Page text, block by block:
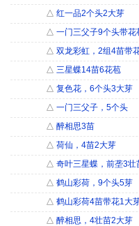
△ 红一品2个头2大芽
△ 一门三父子9个头带花
△ 双龙彩虹，2组4苗带
△ 三星蝶14苗6花苞
△ 复色花，6个头3大芽
△ 一门三父子，5个头
△ 醉相思3苗
△ 荷仙，4苗2大芽
△ 奇叶三星蝶，前垄3壮
△ 鹤山彩荷，9个头5芽
△ 鹤山彩荷4苗带花1大
△ 醉相思，4壮苗2大芽